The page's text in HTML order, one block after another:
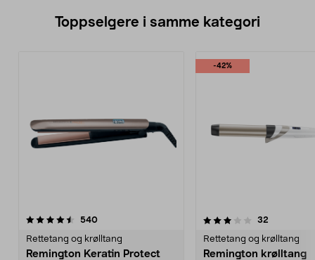
Toppselgere i samme kategori
540anmeldelser
Rettetang og krølltang
Remington Keratin Protect
-42%
3.0 av 5 stjerner 32
Rettetang og krølltang
Remington krølltang
4.5 av 5 stjerner